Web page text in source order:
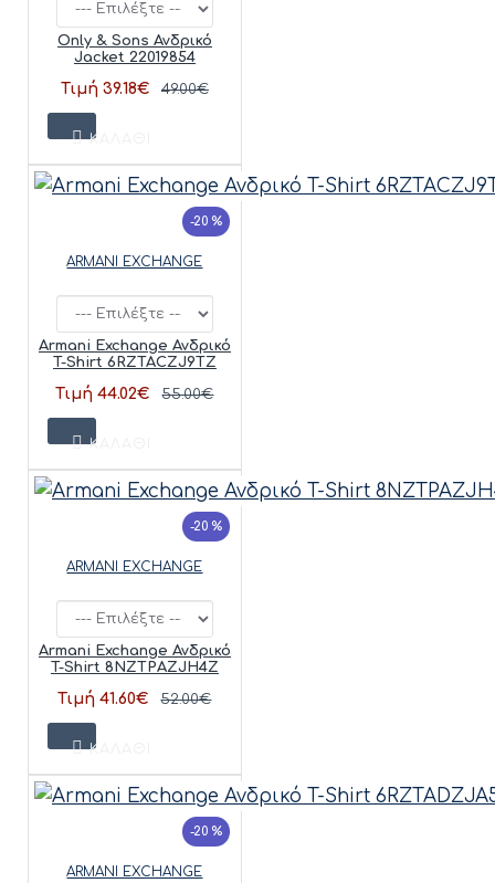
Only & Sons Ανδρικό
Jacket 22019854
Τιμή 39.18€ 49.00€
ΚΑΛΆΘΙ
-20 %
ARMANI EXCHANGE
Armani Exchange Ανδρικό
T-Shirt 6RZTACZJ9TZ
Τιμή 44.02€ 55.00€
ΚΑΛΆΘΙ
-20 %
ARMANI EXCHANGE
Armani Exchange Ανδρικό
T-Shirt 8NZTPAZJH4Z
Τιμή 41.60€ 52.00€
ΚΑΛΆΘΙ
-20 %
ARMANI EXCHANGE